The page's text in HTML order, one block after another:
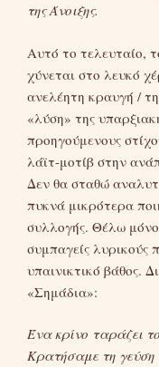
της Άνοιξης.
Αυτό το τελευταίο,
χύνεται στο λευκό
ανελέητη κραυγή /
«λύση» της
προηγούμενους
λάϊτ-μοτίβ στην
Δεν θα σταθώ
πυκνά μικρότερα
συλλογής. Θέλω
συμπαγείς λυρικούς
υπαινικτικό βάθος.
«Σημάδια»:
Ένα κρίνο ταράζει
Κρατήσαμε τη γεύση